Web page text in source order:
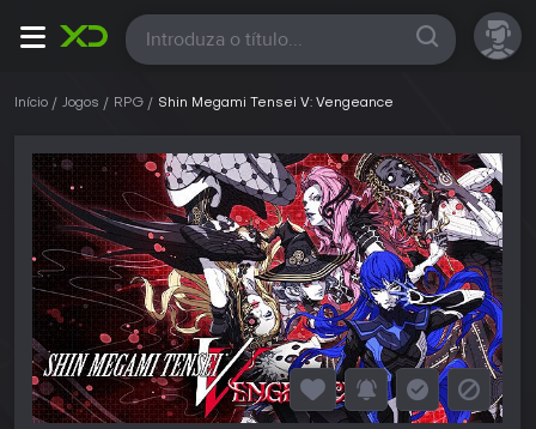
Todas
Início Jogos RPG Shin Megami Tensei V: Vengeance